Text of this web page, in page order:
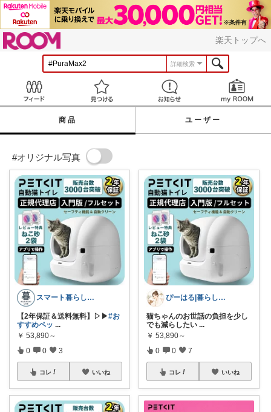
楽天トップへ
詳細検索
見つける お知らせ
商品 ユーザー
#オリジナル写真
スマート暮らしラボ
【2年保証＆送料無料】▷▶︎#お
すすめペッ ...
￥ 53,890～
0 0 3
コレ いいね
ぴーはる|暮らしの愛用品
猫ちゃんのお世話の負担を少し
でも減らしたい ...
￥ 53,890～
0 0 7
コレ いいね